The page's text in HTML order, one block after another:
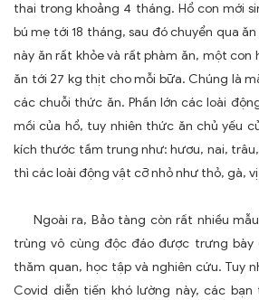
thai trong khoảng 4 tháng. Hổ con mới
bú mẹ tới 18 tháng, sau đó chuyển qua
này ăn rất khỏe và rất phàm ăn, một
ăn tới 27 kg thịt cho mỗi bữa. Chúng là
các chuỗi thức ăn. Phần lớn các loài
mồi của hổ, tuy nhiên thức ăn chủ yếu
kích thước tầm trung như: hươu, nai,
thì các loài động vật cỡ nhỏ như thỏ, gà,
Ngoài ra, Bảo tàng còn rất nhiều
trùng vô cùng độc đáo được trưng bày
thăm quan, học tập và nghiên cứu. Tuy
Covid diễn tiến khó lường này, các